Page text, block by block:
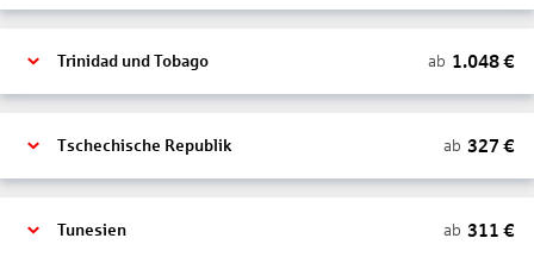
Trinidad und Tobago ab 1.048€
Tschechische Republik ab 327 €
Tunesien ab 311 €